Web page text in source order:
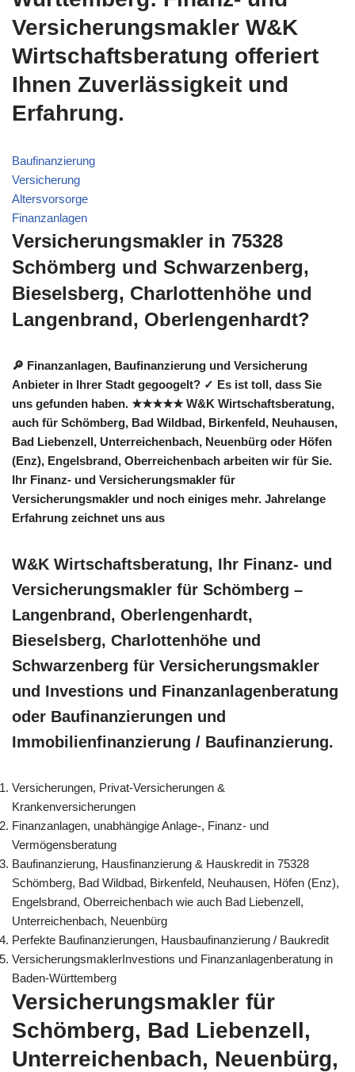
Versicherungsmakler W&K
Wirtschaftsberatung offeriert
Ihnen Zuverlässigkeit und
Erfahrung.
Baufinanzierung
Versicherung
Altersvorsorge
Finanzanlagen
Versicherungsmakler in 75328
Schömberg und Schwarzenberg,
Bieselsberg, Charlottenhöhe und
Langenbrand, Oberlengenhardt?
🔎 Finanzanlagen, Baufinanzierung und Versicherung
Anbieter in Ihrer Stadt gegoogelt? ✓ Es ist toll, dass Sie
uns gefunden haben. ★★★★★ W&K Wirtschaftsberatung,
auch für Schömberg, Bad Wildbad, Birkenfeld, Neuhausen,
Bad Liebenzell, Unterreichenbach, Neuenbürg oder Höfen
(Enz), Engelsbrand, Oberreichenbach arbeiten wir für Sie.
Ihr Finanz- und Versicherungsmakler für
Versicherungsmakler und noch einiges mehr. Jahrelange
Erfahrung zeichnet uns aus
W&K Wirtschaftsberatung, Ihr Finanz- und
Versicherungsmakler für Schömberg –
Langenbrand, Oberlengenhardt,
Bieselsberg, Charlottenhöhe und
Schwarzenberg für Versicherungsmakler
und Investions und Finanzanlagenberatung
oder Baufinanzierungen und
Immobilienfinanzierung / Baufinanzierung.
Versicherungen, Privat-Versicherungen &
Krankenversicherungen
Finanzanlagen, unabhängige Anlage-, Finanz- und
Vermögensberatung
Baufinanzierung, Hausfinanzierung & Hauskredit in 75328
Schömberg, Bad Wildbad, Birkenfeld, Neuhausen, Höfen (Enz),
Engelsbrand, Oberreichenbach wie auch Bad Liebenzell,
Unterreichenbach, Neuenbürg
Perfekte Baufinanzierungen, Hausbaufinanzierung / Baukredit
VersicherungsmaklerInvestions und Finanzanlagenberatung in
Baden-Württemberg
Versicherungsmakler für
Schömberg, Bad Liebenzell,
Unterreichenbach, Neuenbürg,